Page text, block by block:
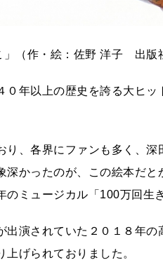
」（作・絵：佐野 洋子 出版
０年以上の歴史を誇る大ヒ
り、各界にファンも多く、
深かったのが、この絵本だ
のミュージカル「100万回生
出演されていた２０１８年
上げられておりました。